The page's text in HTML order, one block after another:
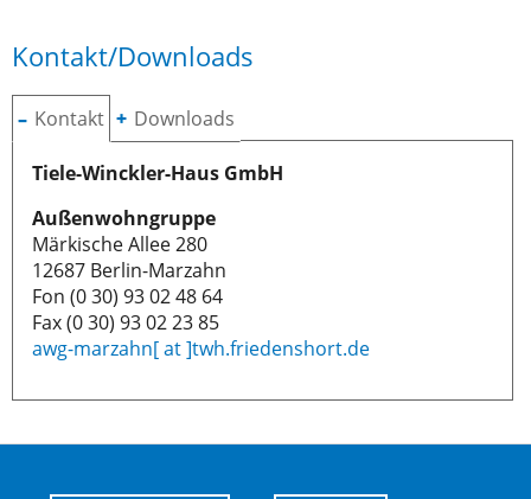
Kontakt/Downloads
Kontakt Downloads
Tiele-Winckler-Haus GmbH
Außenwohngruppe
Märkische Allee 280
12687 Berlin-Marzahn
Fon (0 30) 93 02 48 64
Fax (0 30) 93 02 23 85
awg-marzahn[ at ]twh.friedenshort.de